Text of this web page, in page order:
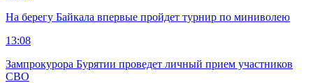
На берегу Байкала впервые пройдет турнир по миниволею
13:08
Зампрокурора Бурятии проведет личный прием участников
СВО